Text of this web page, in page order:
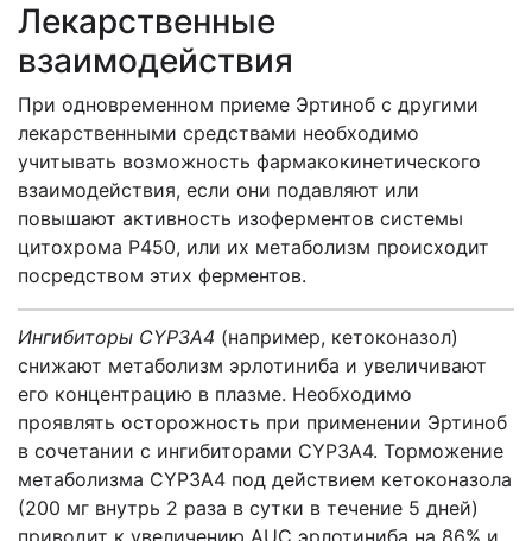
Лекарственные
взаимодействия
При одновременном приеме Эртиноб с другими
лекарственными средствами необходимо
учитывать возможность фармакокинетического
взаимодействия, если они подавляют или
повышают активность изоферментов системы
цитохрома Р450, или их метаболизм происходит
посредством этих ферментов.
Ингибиторы CYP3А4 (например, кетоконазол)
снижают метаболизм эрлотиниба и увеличивают
его концентрацию в плазме. Необходимо
проявлять осторожность при применении Эртиноб
в сочетании с ингибиторами CYP3А4. Торможение
метаболизма CYP3А4 под действием кетоконазола
(200 мг внутрь 2 раза в сутки в течение 5 дней)
приводит к увеличению AUC эрлотиниба на 86% и